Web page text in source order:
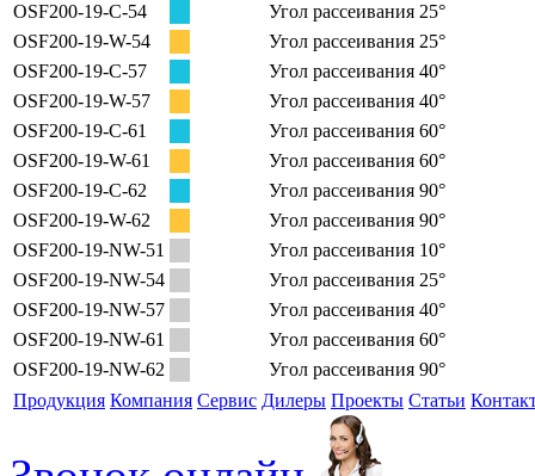
OSF200-19-C-54
Угол рассеивания 25°
OSF200-19-W-54
Угол рассеивания 25°
OSF200-19-C-57
Угол рассеивания 40°
OSF200-19-W-57
Угол рассеивания 40°
OSF200-19-C-61
Угол рассеивания 60°
OSF200-19-W-61
Угол рассеивания 60°
OSF200-19-C-62
Угол рассеивания 90°
OSF200-19-W-62
Угол рассеивания 90°
OSF200-19-NW-51
Угол рассеивания 10°
OSF200-19-NW-54
Угол рассеивания 25°
OSF200-19-NW-57
Угол рассеивания 40°
OSF200-19-NW-61
Угол рассеивания 60°
OSF200-19-NW-62
Угол рассеивания 90°
Продукция Компания Сервис Дилеры Проекты Статьи